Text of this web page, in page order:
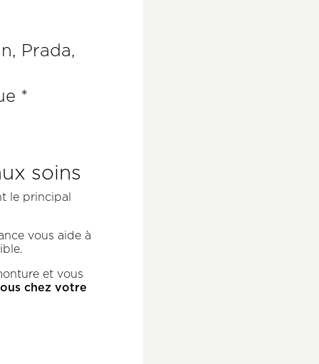
Prada,
*
soins
le principal
vous aide à
et vous
chez votre